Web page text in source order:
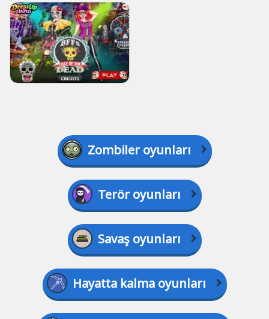
Zombiler oyunları
Terör oyunları
Savaş oyunları
Hayatta kalma oyunları